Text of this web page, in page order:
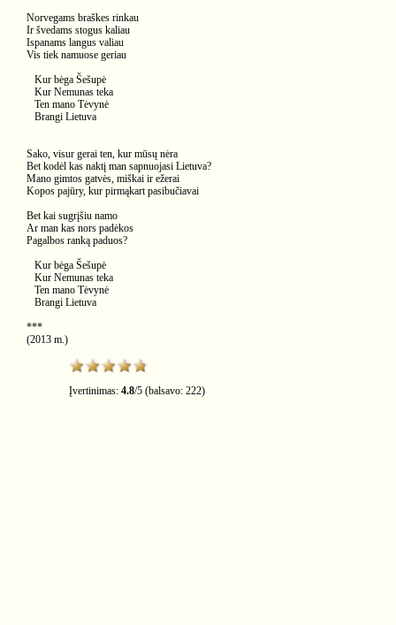
Norvegams braškes rinkau
Ir švedams stogus kaliau
Ispanams langus valiau
Vis tiek namuose geriau
Kur bėga Šešupė
Kur Nemunas teka
Ten mano Tėvynė
Brangi Lietuva
Sako, visur gerai ten, kur mūsų nėra
Bet kodėl kas naktį man sapnuojasi Lietuva?
Mano gimtos gatvės, miškai ir ežerai
Kopos pajūry, kur pirmąkart pasibučiavai
Bet kai sugrįšiu namo
Ar man kas nors padėkos
Pagalbos ranką paduos?
Kur bėga Šešupė
Kur Nemunas teka
Ten mano Tėvynė
Brangi Lietuva
***
(2013 m.)
Įvertinimas: 4.8/5 (balsavo: 222)